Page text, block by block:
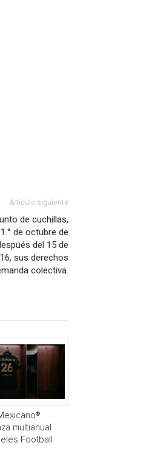
Artículo siguiente
de cuchillas,
de octubre de
del 15 de
sus derechos
colectiva.
multianual
Football